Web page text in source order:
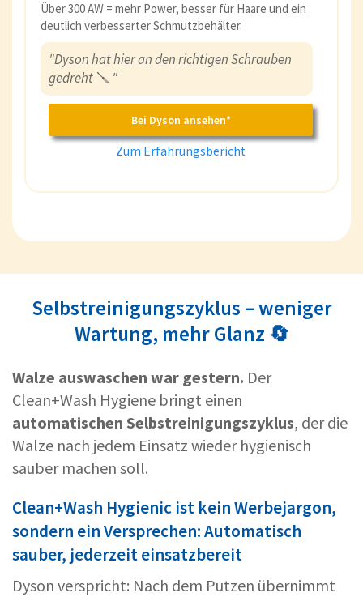
Über 300 AW = mehr Power, besser für Haare und ein
deutlich verbesserter Schmutzbehälter.
"Dyson hat hier an den richtigen Schrauben
gedreht 🪛 "
Bei Dyson ansehen*
Zum Erfahrungsbericht
Selbstreinigungszyklus – weniger
Wartung, mehr Glanz 🔄
Walze auswaschen war gestern. Der
Clean+Wash Hygiene bringt einen
automatischen Selbstreinigungszyklus, der die
Walze nach jedem Einsatz wieder hygienisch
sauber machen soll.
Clean+Wash Hygienic ist kein Werbejargon,
sondern ein Versprechen: Automatisch
sauber, jederzeit einsatzbereit
Dyson verspricht: Nach dem Putzen übernimmt